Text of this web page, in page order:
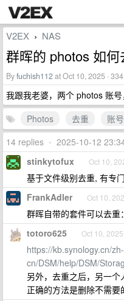
V2EX › NAS
群晖的 photos 如何
Byfuchish112at Oct 10, 2025 ·
我跟我老婆，两个 photos 账
Photos
去重
账号
14 replies • 2025-10-12
stinkytofux Oct 10,
基于文件级别去重, 有专
FrankAdler Oct 10,
群晖自带的套件可以去重
totoro625 Oct 10, 2025
https://kb.synology.cn/zh-
cn/DSM/help/DSM/
另外，去重之后，另一个
正确的方法是删除不需要